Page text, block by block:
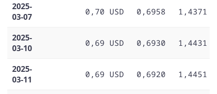
2025-
03-07
0,70 USD 0,6958 1,4371
2025-
03-10
0,69 USD 0,6930 1,4431
2025-
03-11
0,69 USD 0,6920 1,4451